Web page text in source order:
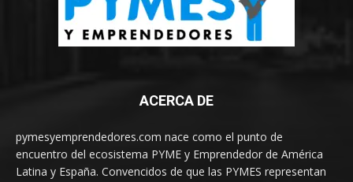
ACERCA DE
pymesyemprendedores.com nace como el punto de
encuentro del ecosistema PYME y Emprendedor de América
Latina y España. Convencidos de que las PYMES representan